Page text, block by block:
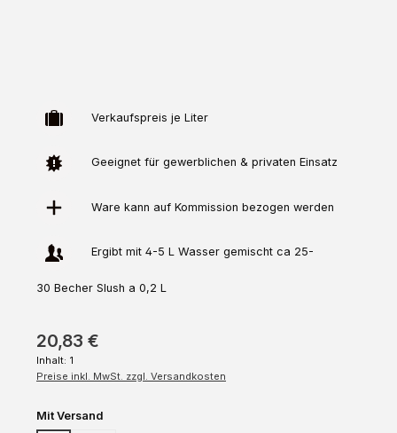
Verkaufspreis je Liter
Geeignet für gewerblichen & privaten Einsatz
Ware kann auf Kommission bezogen werden
Ergibt mit 4-5 L Wasser gemischt ca 25-
30 Becher Slush a 0,2 L
20,83 €
Inhalt: 1
Preise inkl. MwSt. zzgl. Versandkosten
Mit Versand